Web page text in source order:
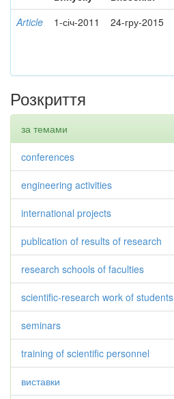
Article 1-січ-2011 24-гру-2015
Розкриття
за темами
conferences
engineering activities
international projects
publication of results of research
research schools of faculties
scientific-research work of students
seminars
training of scientific personnel
виставки